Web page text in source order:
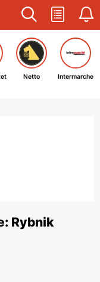
Netto Intermarche
Rybnik